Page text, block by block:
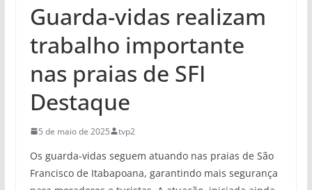
Guarda-vidas realizam
trabalho importante
nas praias de SFI
Destaque
5 de maio de 2025 tvp2
Os guarda-vidas seguem atuando nas praias de São
Francisco de Itabapoana, garantindo mais segurança